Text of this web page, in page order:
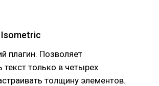
Isometric
плагин. Позволяет
только в четырех
толщину элементов.